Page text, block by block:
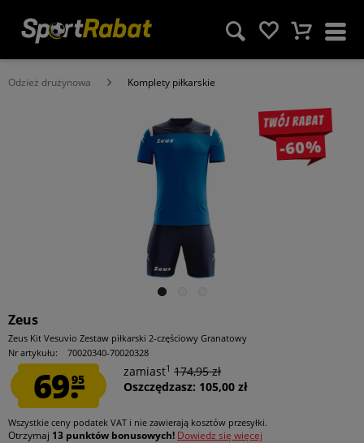
Odzież drużynowa Komplety piłkarskie
Twój rabat
-60%
Zeus
Zeus Kit Vesuvio Zestaw piłkarski 2-częściowy Granatowy
Nr artykułu:
70020340-70020328
69.95
zamiast1 174,95 zł
Oszczędzasz: 105,00 zł
Wszystkie ceny podatek VAT i nie zawierają kosztów przesyłki.
Otrzymaj 13 punktów bonusowych! Dowiedz się więcej